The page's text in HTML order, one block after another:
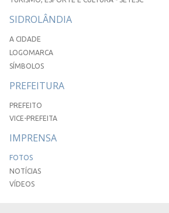
SIDROLÂNDIA
A CIDADE
LOGOMARCA
SÍMBOLOS
PREFEITURA
PREFEITO
VICE-PREFEITA
IMPRENSA
FOTOS
NOTÍCIAS
VÍDEOS